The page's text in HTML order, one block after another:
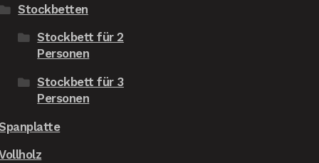
Stockbetten
Stockbett für 2
Personen
Stockbett für 3
Personen